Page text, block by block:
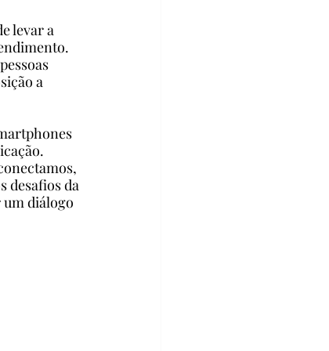
levar a
a
desafios da
diálogo